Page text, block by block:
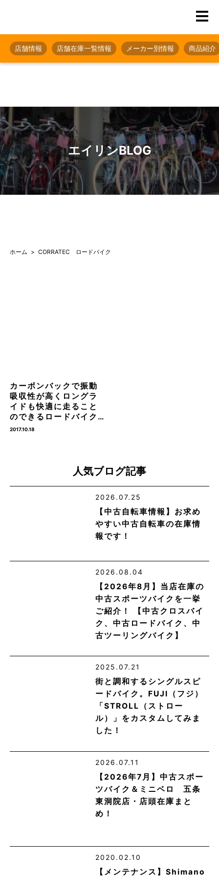
店舗情報 店舗在庫一覧情報 メーカー別情報 商品紹介
エイリンBLOG
ホーム CORRATEC ロードバイク
カーボンバックで振動
吸収性が高くロングラ
イドも快適に走ること
のできるロードバイク…
2017.10.18
人気ブログ記事
2026.07.25
【中古自転車情報】お求め
やすい中古自転車の在庫情
報です！
2026.08.04
【2026年8月】当店在庫の
中古スポーツバイクを一挙
ご紹介！ 【中古クロスバイ
ク、中古ロードバイク、中
古ツーリングバイク】
2025.07.21
街と調和するシングルスピ
ードバイク。FUJI（フジ）
「STROLL（ストロー
ル）」をカスタムしてみま
した！
2026.07.11
【2026年7月】中古スポー
ツバイク＆ミニベロ 五条
東洞院店・店頭在庫まと
め！
2020.02.10
【メンテナンス】Shimano